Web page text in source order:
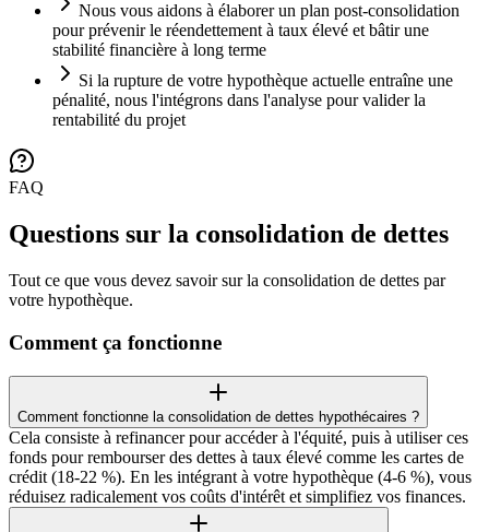
Nous vous aidons à élaborer un plan post-consolidation
pour prévenir le réendettement à taux élevé et bâtir une
stabilité financière à long terme
Si la rupture de votre hypothèque actuelle entraîne une
pénalité, nous l'intégrons dans l'analyse pour valider la
rentabilité du projet
FAQ
Questions sur la consolidation de dettes
Tout ce que vous devez savoir sur la consolidation de dettes par
votre hypothèque.
Comment ça fonctionne
Comment fonctionne la consolidation de dettes hypothécaires ?
Cela consiste à refinancer pour accéder à l'équité, puis à utiliser ces
fonds pour rembourser des dettes à taux élevé comme les cartes de
crédit (18-22 %). En les intégrant à votre hypothèque (4-6 %), vous
réduisez radicalement vos coûts d'intérêt et simplifiez vos finances.